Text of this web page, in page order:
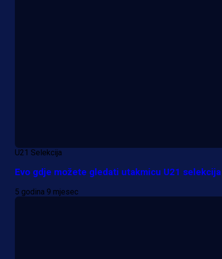
U21 Selekcija
Evo gdje možete gledati utakmicu U21
5 godina 9 mjesec